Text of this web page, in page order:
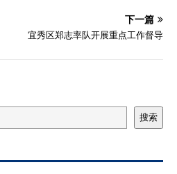
下一篇
宜秀区郑志率队开展重点工作督导
搜索